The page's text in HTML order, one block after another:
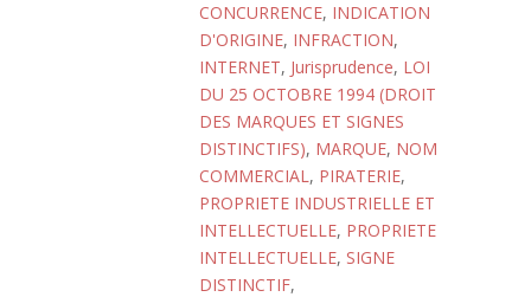
CONCURRENCE, INDICATION
D'ORIGINE, INFRACTION,
INTERNET, Jurisprudence, LOI
DU 25 OCTOBRE 1994 (DROIT
DES MARQUES ET SIGNES
DISTINCTIFS), MARQUE, NOM
COMMERCIAL, PIRATERIE,
PROPRIETE INDUSTRIELLE ET
INTELLECTUELLE, PROPRIETE
INTELLECTUELLE, SIGNE
DISTINCTIF,